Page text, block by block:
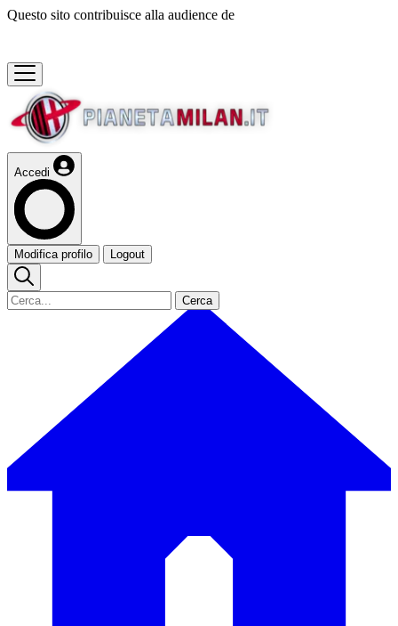
Questo sito contribuisce alla audience de
Accedi
Modifica profilo Logout
Cerca